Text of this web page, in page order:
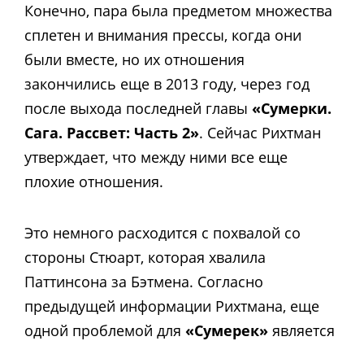
Конечно, пара была предметом множества
сплетен и внимания прессы, когда они
были вместе, но их отношения
закончились еще в 2013 году, через год
после выхода последней главы «Сумерки.
Сага. Рассвет: Часть 2». Сейчас Рихтман
утверждает, что между ними все еще
плохие отношения.
Это немного расходится с похвалой со
стороны Стюарт, которая хвалила
Паттинсона за Бэтмена. Согласно
предыдущей информации Рихтмана, еще
одной проблемой для «Сумерек» является